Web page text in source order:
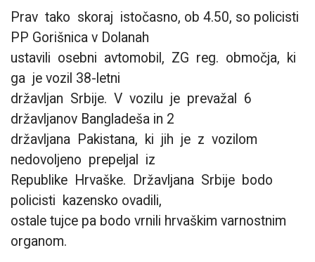
Prav tako skoraj istočasno, ob 4.50, so policisti
PP Gorišnica v Dolanah
ustavili osebni avtomobil, ZG reg. območja, ki
ga je vozil 38-letni
državljan Srbije. V vozilu je prevažal 6
državljanov Bangladeša in 2
državljana Pakistana, ki jih je z vozilom
nedovoljeno prepeljal iz
Republike Hrvaške. Državljana Srbije bodo
policisti kazensko ovadili,
ostale tujce pa bodo vrnili hrvaškim varnostnim
organom.